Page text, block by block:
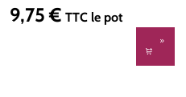
Prix régulier :
9,75 € TTC le pot